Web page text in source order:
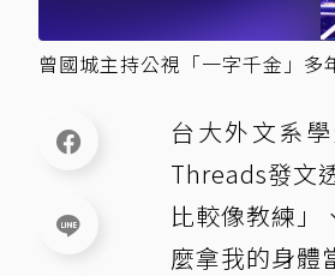
曾國城主持公視「一字千金」
台大外文系
Threads發文
比較像教練」
麼拿我的身體